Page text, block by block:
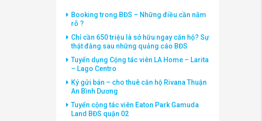
Booking trong BĐS – Những điều cần nắm
rõ ?
Chỉ cần 650 triệu là sở hữu ngay căn hộ? Sự
thật đằng sau những quảng cáo BĐS
Tuyển dụng Cộng tác viên LA Home – Larita
– Lago Centro
Ký gửi bán – cho thuê căn hộ Rivana Thuận
An Bình Dương
Tuyển cộng tác viên Eaton Park Gamuda
Land BĐS quận 02